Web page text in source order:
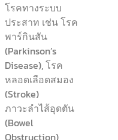
โรคทางระบบ
ประสาท เช่น โรค
พาร์กินสัน
(Parkinson’s
Disease), โรค
หลอดเลือดสมอง
(Stroke)
ภาวะลำไส้อุดตัน
(Bowel
Obstruction)